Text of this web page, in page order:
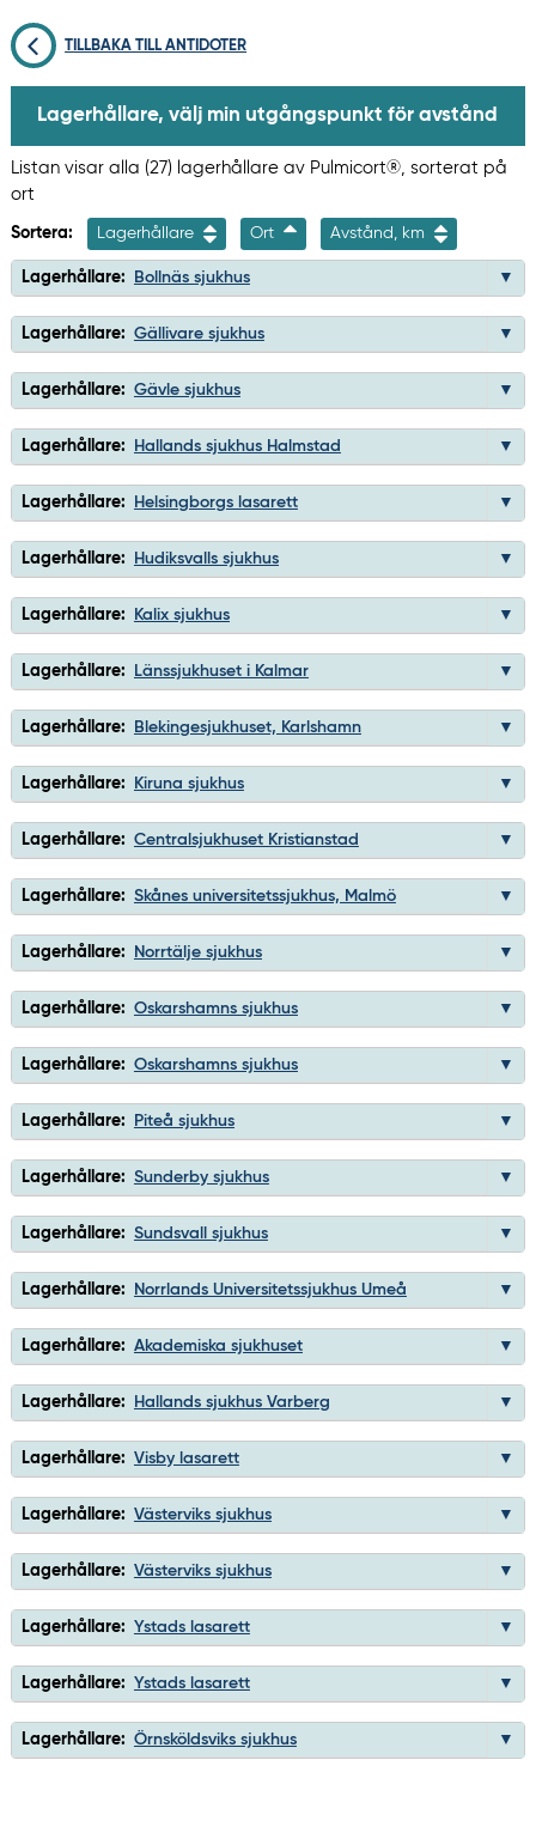
TILLBAKA TILL ANTIDOTER
Lagerhållare, välj min utgångspunkt för avstånd
Listan visar alla (27) lagerhållare av Pulmicort®, sorterat på
ort
Sortera: Lagerhållare Ort Avstånd, km
Lagerhållare: Bollnäs sjukhus
Lagerhållare: Gällivare sjukhus
Lagerhållare: Gävle sjukhus
Lagerhållare: Hallands sjukhus Halmstad
Lagerhållare: Helsingborgs lasarett
Lagerhållare: Hudiksvalls sjukhus
Lagerhållare: Kalix sjukhus
Lagerhållare: Länssjukhuset i Kalmar
Lagerhållare: Blekingesjukhuset, Karlshamn
Lagerhållare: Kiruna sjukhus
Lagerhållare: Centralsjukhuset Kristianstad
Lagerhållare: Skånes universitetssjukhus, Malmö
Lagerhållare: Norrtälje sjukhus
Lagerhållare: Oskarshamns sjukhus
Lagerhållare: Oskarshamns sjukhus
Lagerhållare: Piteå sjukhus
Lagerhållare: Sunderby sjukhus
Lagerhållare: Sundsvall sjukhus
Lagerhållare: Norrlands Universitetssjukhus Umeå
Lagerhållare: Akademiska sjukhuset
Lagerhållare: Hallands sjukhus Varberg
Lagerhållare: Visby lasarett
Lagerhållare: Västerviks sjukhus
Lagerhållare: Västerviks sjukhus
Lagerhållare: Ystads lasarett
Lagerhållare: Ystads lasarett
Lagerhållare: Örnsköldsviks sjukhus